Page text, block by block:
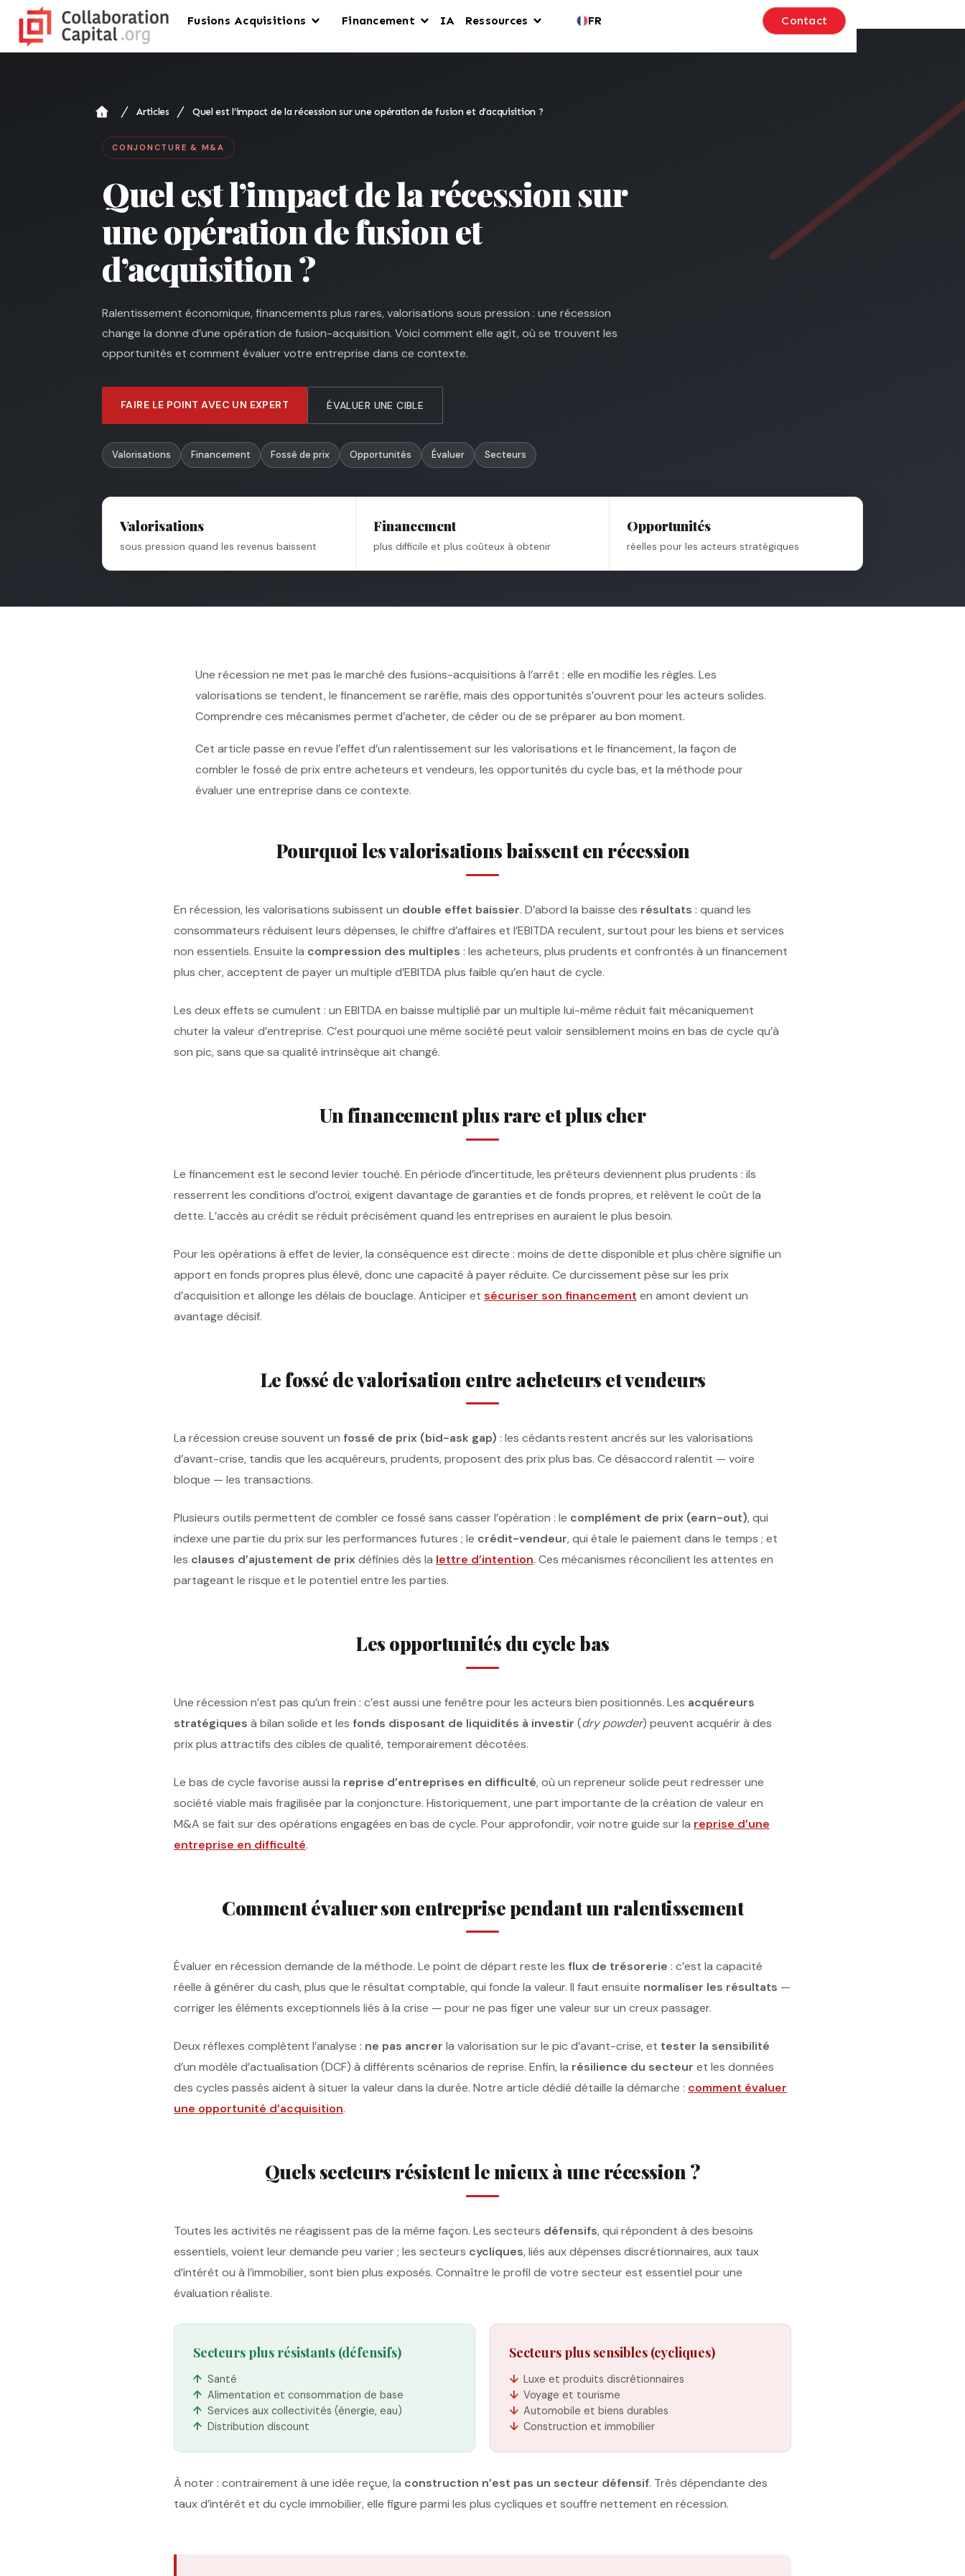
Fusions Acquisitions Financement IA Ressources FR Contact
Articles Quel est l’impact de la récession sur une opération de fusion et d’acquisition ?
CONJONCTURE & M&A
Quel est l’impact de la récession sur
une opération de fusion et
d’acquisition ?
Ralentissement économique, financements plus rares, valorisations sous pression : une récession
change la donne d’une opération de fusion-acquisition. Voici comment elle agit, où se trouvent les
opportunités et comment évaluer votre entreprise dans ce contexte.
FAIRE LE POINT AVEC UN EXPERT ÉVALUER UNE CIBLE
Valorisations Financement Fossé de prix Opportunités Évaluer Secteurs
Valorisations
sous pression quand les revenus baissent
Financement
plus difficile et plus coûteux à obtenir
Opportunités
réelles pour les acteurs stratégiques
Une récession ne met pas le marché des fusions-acquisitions à l’arrêt : elle en modifie les règles. Les
valorisations se tendent, le financement se raréfie, mais des opportunités s’ouvrent pour les acteurs solides.
Comprendre ces mécanismes permet d’acheter, de céder ou de se préparer au bon moment.
Cet article passe en revue l’effet d’un ralentissement sur les valorisations et le financement, la façon de
combler le fossé de prix entre acheteurs et vendeurs, les opportunités du cycle bas, et la méthode pour
évaluer une entreprise dans ce contexte.
Pourquoi les valorisations baissent en récession
En récession, les valorisations subissent un double effet baissier. D’abord la baisse des résultats : quand les
consommateurs réduisent leurs dépenses, le chiffre d’affaires et l’EBITDA reculent, surtout pour les biens et services
non essentiels. Ensuite la compression des multiples : les acheteurs, plus prudents et confrontés à un financement
plus cher, acceptent de payer un multiple d’EBITDA plus faible qu’en haut de cycle.
Les deux effets se cumulent : un EBITDA en baisse multiplié par un multiple lui-même réduit fait mécaniquement
chuter la valeur d’entreprise. C’est pourquoi une même société peut valoir sensiblement moins en bas de cycle qu’à
son pic, sans que sa qualité intrinsèque ait changé.
Un financement plus rare et plus cher
Le financement est le second levier touché. En période d’incertitude, les prêteurs deviennent plus prudents : ils
resserrent les conditions d’octroi, exigent davantage de garanties et de fonds propres, et relèvent le coût de la
dette. L’accès au crédit se réduit précisément quand les entreprises en auraient le plus besoin.
Pour les opérations à effet de levier, la conséquence est directe : moins de dette disponible et plus chère signifie un
apport en fonds propres plus élevé, donc une capacité à payer réduite. Ce durcissement pèse sur les prix
d’acquisition et allonge les délais de bouclage. Anticiper et sécuriser son financement en amont devient un
avantage décisif.
Le fossé de valorisation entre acheteurs et vendeurs
La récession creuse souvent un fossé de prix (bid-ask gap) : les cédants restent ancrés sur les valorisations
d’avant-crise, tandis que les acquéreurs, prudents, proposent des prix plus bas. Ce désaccord ralentit — voire
bloque — les transactions.
Plusieurs outils permettent de combler ce fossé sans casser l’opération : le complément de prix (earn-out), qui
indexe une partie du prix sur les performances futures ; le crédit-vendeur, qui étale le paiement dans le temps ; et
les clauses d’ajustement de prixdéfinies dès la lettre d’intention. Ces mécanismes réconcilient les attentes en
partageant le risque et le potentiel entre les parties.
Les opportunités du cycle bas
Une récession n’est pas qu’un frein : c’est aussi une fenêtre pour les acteurs bien positionnés. Les acquéreurs
stratégiques à bilan solide et les fonds disposant de liquidités à investir (dry powder) peuvent acquérir à des
prix plus attractifs des cibles de qualité, temporairement décotées.
Le bas de cycle favorise aussi la reprise d’entreprises en difficulté, où un repreneur solide peut redresser une
société viable mais fragilisée par la conjoncture. Historiquement, une part importante de la création de valeur en
M&A se fait sur des opérations engagées en bas de cycle. Pour approfondir, voir notre guide sur la reprise d’une
entreprise en difficulté.
Comment évaluer son entreprise pendant un ralentissement
Évaluer en récession demande de la méthode. Le point de départ reste les flux de trésorerie : c’est la capacité
réelle à générer du cash, plus que le résultat comptable, qui fonde la valeur. Il faut ensuite normaliser les résultats —
corriger les éléments exceptionnels liés à la crise — pour ne pas figer une valeur sur un creux passager.
Deux réflexes complètent l’analyse : ne pas ancrer la valorisation sur le pic d’avant-crise, et tester la sensibilité
d’un modèle d’actualisation (DCF) à différents scénarios de reprise. Enfin, la résilience du secteur et les données
des cycles passés aident à situer la valeur dans la durée. Notre article dédié détaille la démarche : comment évaluer
une opportunité d’acquisition.
Quels secteurs résistent le mieux à une récession ?
Toutes les activités ne réagissent pas de la même façon. Les secteurs défensifs, qui répondent à des besoins
essentiels, voient leur demande peu varier ; les secteurs cycliques, liés aux dépenses discrétionnaires, aux taux
d’intérêt ou à l’immobilier, sont bien plus exposés. Connaître le profil de votre secteur est essentiel pour une
évaluation réaliste.
Secteurs plus résistants (défensifs)
Santé
Alimentation et consommation de base
Services aux collectivités (énergie, eau)
Distribution discount
Secteurs plus sensibles (cycliques)
Luxe et produits discrétionnaires
Voyage et tourisme
Automobile et biens durables
Construction et immobilier
À noter : contrairement à une idée reçue, la construction n’est pas un secteur défensif. Très dépendante des
taux d’intérêt et du cycle immobilier, elle figure parmi les plus cycliques et souffre nettement en récession.